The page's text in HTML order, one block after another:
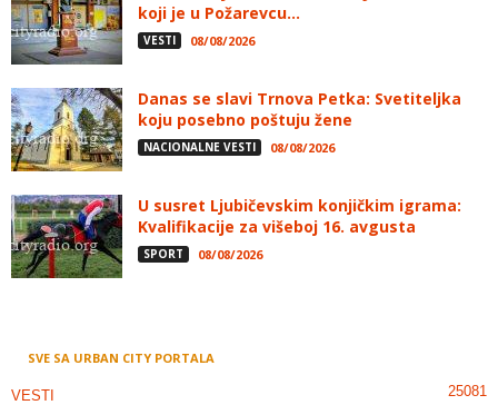
koji je u Požarevcu...
VESTI 08/08/2026
Danas se slavi Trnova Petka: Svetiteljka
koju posebno poštuju žene
NACIONALNE VESTI 08/08/2026
U susret Ljubičevskim konjičkim igrama:
Kvalifikacije za višeboj 16. avgusta
SPORT 08/08/2026
SVE SA URBAN CITY PORTALA
VESTI 25081